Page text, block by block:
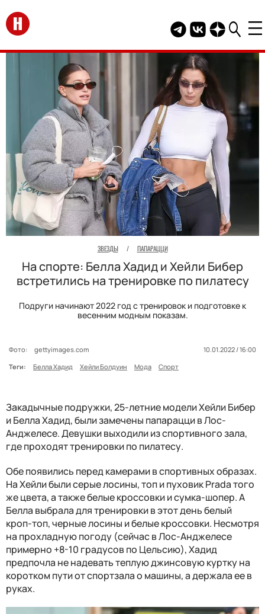
Перейти на главную
Telegram канал
Группа HELLO
Канал
ЗВЕЗДЫ / ПАПАРАЦЦИ
На спорте: Белла Хадид и Хейли Бибер
встретились на тренировке по пилатесу
Подруги начинают 2022 год с тренировок и подготовке к
весенним модным показам.
Фото: gettyimages.com
10.01.2022 / 16:00
Теги:
Белла Хадид Хейли Болдуин Мода Спорт
Закадычные подружки, 25-летние модели Хейли Бибер
и Белла Хадид, были замечены папарацци в Лос-
Анджелесе. Девушки выходили из спортивного зала,
где проходят тренировки по пилатесу.
Обе появились перед камерами в спортивных образах.
На Хейли были серые лосины, топ и пуховик Prada того
же цвета, а также белые кроссовки и сумка-шопер. А
Белла выбрала для тренировки в этот день белый
кроп-топ, черные лосины и белые кроссовки. Несмотря
на прохладную погоду (сейчас в Лос-Анджелесе
примерно +8-10 градусов по Цельсию), Хадид
предпочла не надевать теплую джинсовую куртку на
коротком пути от спортзала о машины, а держала ее в
руках.